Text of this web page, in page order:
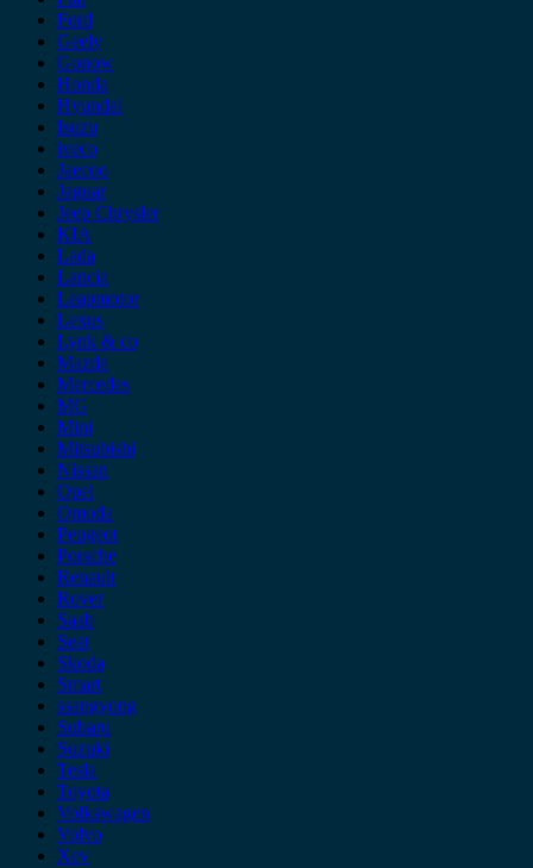
Ford
Geely
Gonow
Honda
Hyundai
Isuzu
iveco
Jaecoo
Jaguar
Jeep Chrysler
KIA
Lada
Lancia
Leapmotor
Lexus
Lynk & co
Mazda
Mercedes
MG
Mini
Mitsubishi
Nissan
Opel
Omoda
Peugeot
Porsche
Renault
Rover
Saab
Seat
Skoda
Smart
ssangyong
Subaru
Suzuki
Tesla
Toyota
Volkswagen
Volvo
Xev